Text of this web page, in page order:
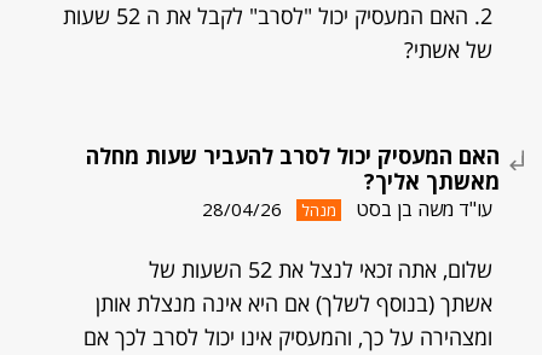
2. האם המעסיק יכול "לסרב" לקבל את ה 52 שעות
של אשתי?
האם המעסיק יכול לסרב להעביר שעות מחלה
מאשתך אליך?
עו"ד משה בן בסט מנהל 28/04/26
שלום, אתה זכאי לנצל את 52 השעות של
אשתך (בנוסף לשלך) אם היא אינה מנצלת אותן
ומצהירה על כך, והמעסיק אינו יכול לסרב לכך אם